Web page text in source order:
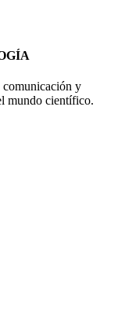
comunicación y
mundo científico.